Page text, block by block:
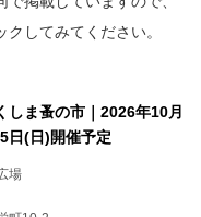
してみてください。
しま蚤の市｜2026年10月
日(日)開催予定
場